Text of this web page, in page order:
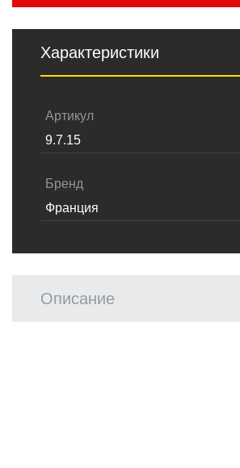
Характеристики
Артикул
9.7.15
Бренд
Франция
Описание